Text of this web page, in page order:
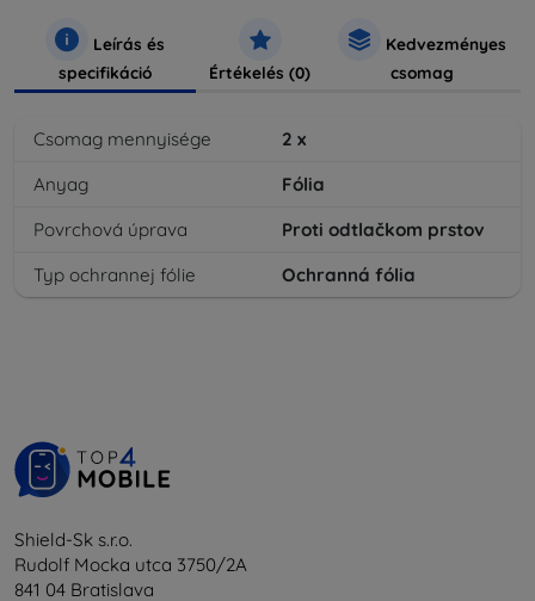
Leírás és
specifikáció
Értékelés (0)
Kedvezményes
csomag
Csomag mennyisége 2 x
Anyag
Fólia
Povrchová úprava
Proti odtlačkom prstov
Typ ochrannej fólie
Ochranná fólia
Shield-Sk s.r.o.
Rudolf Mocka utca 3750/2A
841 04 Bratislava